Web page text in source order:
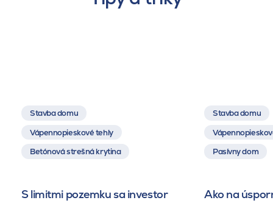
Stavba domu
Vápennopieskové tehly
Betónová strešná krytina
S limitmi pozemku sa investor
Stavba domu
Pasívny dom
Ako na